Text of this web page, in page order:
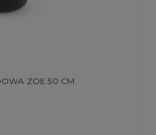
ZOE 50 CM